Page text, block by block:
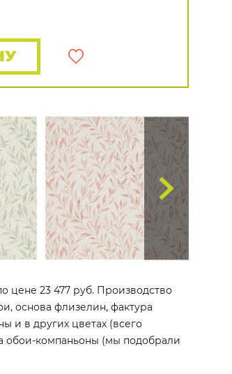
ОБОИ
цене 23 477 руб. Производство
основа флизелин, фактура
и в других цветах (всего
обои-компаньоны (мы подобрали